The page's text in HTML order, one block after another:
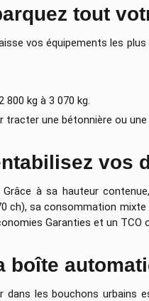
tout
vos équipements les
800 kg à 3 070 kg.
tracter une bétonnière ou
vos
à sa hauteur
ch), sa consommation
Garanties et un TCO
dans les bouchons